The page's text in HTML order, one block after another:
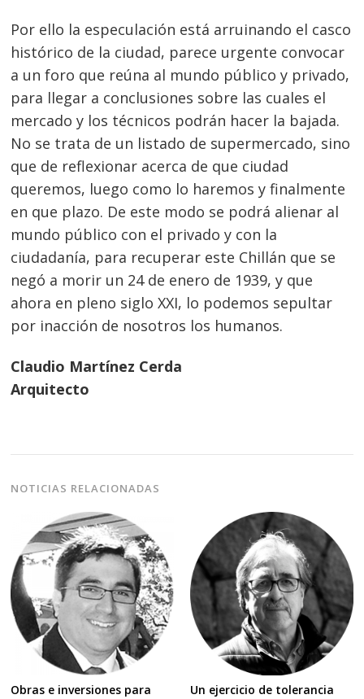
Por ello la especulación está arruinando el casco
histórico de la ciudad, parece urgente convocar
a un foro que reúna al mundo público y privado,
para llegar a conclusiones sobre las cuales el
mercado y los técnicos podrán hacer la bajada.
No se trata de un listado de supermercado, sino
que de reflexionar acerca de que ciudad
queremos, luego como lo haremos y finalmente
en que plazo. De este modo se podrá alienar al
mundo público con el privado y con la
ciudadanía, para recuperar este Chillán que se
negó a morir un 24 de enero de 1939, y que
ahora en pleno siglo XXI, lo podemos sepultar
por inacción de nosotros los humanos.
Claudio Martínez Cerda
Arquitecto
NOTICIAS RELACIONADAS
Obras e inversiones para
Un ejercicio de tolerancia